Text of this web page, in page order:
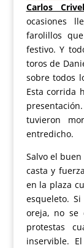
Carlos
ocasiones
farolillos
festivo. Y
toros de
sobre todos
Esta corrida
tuvieron
entredicho.
Salvo el
casta y
en la plaza
esqueleto.
oreja, no se
protestas
inservible.